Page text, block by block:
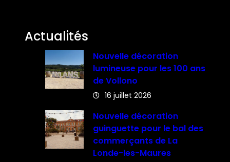
Actualités
Nouvelle décoration
lumineuse pour les 100 ans
de Vollono
16 juillet 2026
Nouvelle décoration
guinguette pour le bal des
commerçants de La
Londe-les-Maures